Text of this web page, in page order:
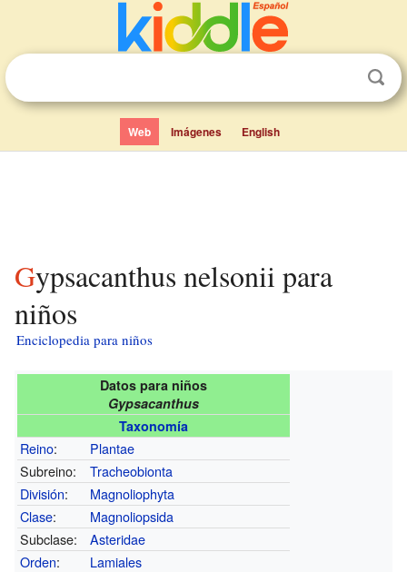
Web Imágenes English
Gypsacanthus nelsonii para
niños
Enciclopedia para niños
Datos para niños
Gypsacanthus
Taxonomía
Reino:
Plantae
Subreino:
Tracheobionta
División:
Magnoliophyta
Clase:
Magnoliopsida
Subclase:
Asteridae
Orden:
Lamiales